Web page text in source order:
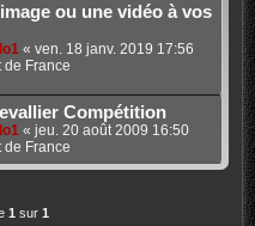
ou une vidéo à vos
« ven. 18 janv. 2019 17:56
France
Compétition
« jeu. 20 août 2009 16:50
France
1 sur 1